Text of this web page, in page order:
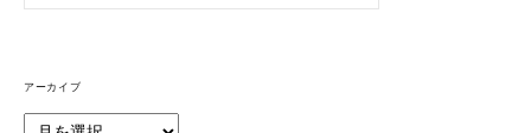
アーカイブ